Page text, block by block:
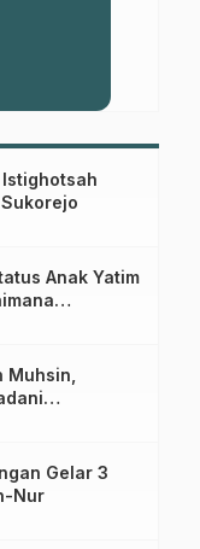
Sukorejo
Anak Yatim
Muhsin,
Gelar 3
Nur